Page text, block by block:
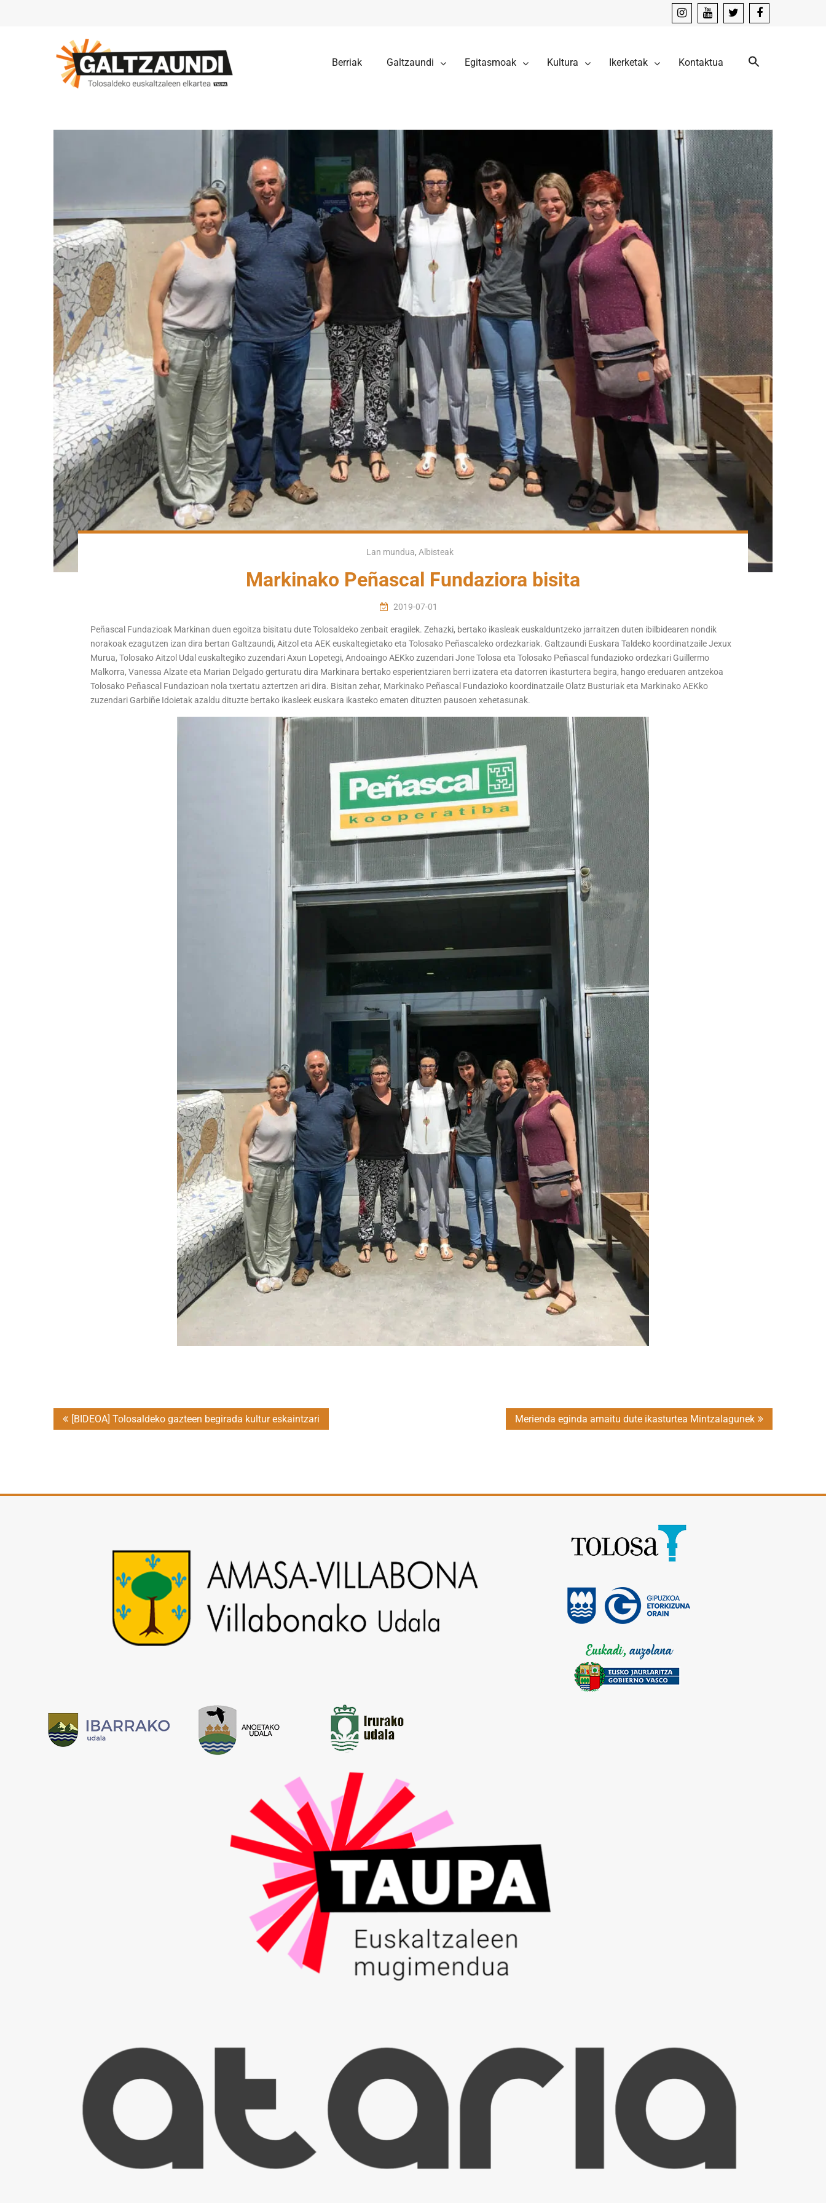
Berriak Galtzaundi Egitasmoak Kultura Ikerketak Kontaktua
Lan mundua, Albisteak
Markinako Peñascal Fundaziora bisita
2019-07-01
Peñascal Fundazioak Markinan duen egoitza bisitatu dute Tolosaldeko zenbait eragilek. Zehazki, bertako ikasleak euskalduntzeko jarraitzen duten ibilbidearen nondik
norakoak ezagutzen izan dira bertan Galtzaundi, Aitzol eta AEK euskaltegietako eta Tolosako Peñascaleko ordezkariak. Galtzaundi Euskara Taldeko koordinatzaile Jexux
Murua, Tolosako Aitzol Udal euskaltegiko zuzendari Axun Lopetegi, Andoaingo AEKko zuzendari Jone Tolosa eta Tolosako Peñascal fundazioko ordezkari Guillermo
Malkorra, Vanessa Alzate eta Marian Delgado gerturatu dira Markinara bertako esperientziaren berri izatera eta datorren ikasturtera begira, hango ereduaren antzekoa
Tolosako Peñascal Fundazioan nola txertatu aztertzen ari dira. Bisitan zehar, Markinako Peñascal Fundazioko koordinatzaile Olatz Busturiak eta Markinako AEKko
zuzendari Garbiñe Idoietak azaldu dituzte bertako ikasleek euskara ikasteko ematen dituzten pausoen xehetasunak.
Post
navigation
[BIDEOA] Tolosaldeko gazteen begirada kultur eskaintzari Merienda eginda amaitu dute ikasturtea Mintzalagunek